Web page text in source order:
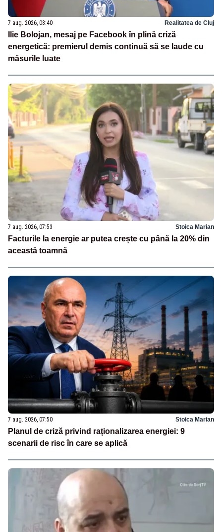
7 aug. 2026, 08:40 Realitatea de Cluj
Ilie Bolojan, mesaj pe Facebook în plină criză
energetică: premierul demis continuă să se laude cu
măsurile luate
7 aug. 2026, 07:53 Stoica Marian
Facturile la energie ar putea crește cu până la 20% din
această toamnă
7 aug. 2026, 07:50 Stoica Marian
Planul de criză privind raționalizarea energiei: 9
scenarii de risc în care se aplică